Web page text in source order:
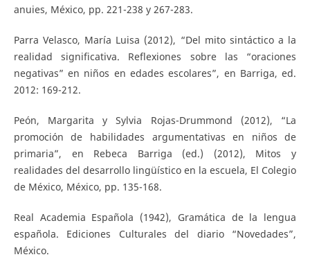
anuies, México, pp. 221-238 y 267-283.
Parra Velasco, María Luisa (2012), “Del mito sintáctico a la
realidad significativa. Reflexiones sobre las “oraciones
negativas” en niños en edades escolares”, en Barriga, ed.
2012: 169-212.
Peón, Margarita y Sylvia Rojas-Drummond (2012), “La
promoción de habilidades argumentativas en niños de
primaria”, en Rebeca Barriga (ed.) (2012), Mitos y
realidades del desarrollo lingüístico en la escuela, El Colegio
de México, México, pp. 135-168.
Real Academia Española (1942), Gramática de la lengua
española. Ediciones Culturales del diario “Novedades”,
México.